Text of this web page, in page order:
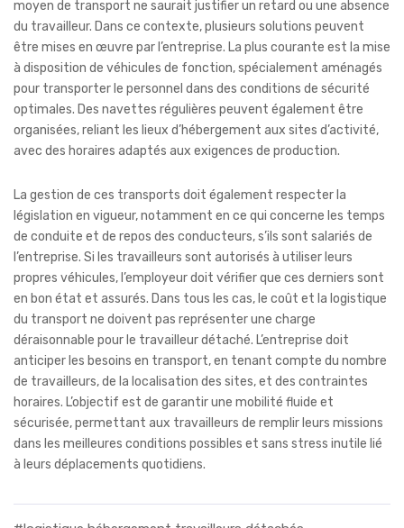
moyen de transport ne saurait justifier un retard ou une absence
du travailleur. Dans ce contexte, plusieurs solutions peuvent
être mises en œuvre par l’entreprise. La plus courante est la mise
à disposition de véhicules de fonction, spécialement aménagés
pour transporter le personnel dans des conditions de sécurité
optimales. Des navettes régulières peuvent également être
organisées, reliant les lieux d’hébergement aux sites d’activité,
avec des horaires adaptés aux exigences de production.
La gestion de ces transports doit également respecter la
législation en vigueur, notamment en ce qui concerne les temps
de conduite et de repos des conducteurs, s’ils sont salariés de
l’entreprise. Si les travailleurs sont autorisés à utiliser leurs
propres véhicules, l’employeur doit vérifier que ces derniers sont
en bon état et assurés. Dans tous les cas, le coût et la logistique
du transport ne doivent pas représenter une charge
déraisonnable pour le travailleur détaché. L’entreprise doit
anticiper les besoins en transport, en tenant compte du nombre
de travailleurs, de la localisation des sites, et des contraintes
horaires. L’objectif est de garantir une mobilité fluide et
sécurisée, permettant aux travailleurs de remplir leurs missions
dans les meilleures conditions possibles et sans stress inutile lié
à leurs déplacements quotidiens.